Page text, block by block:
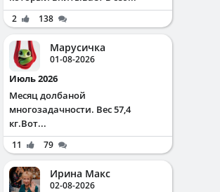
2 138
Марусичка
01-08-2026
Июль 2026
Месяц долбаной
многозадачности. Вес 57,4
кг.Вот...
11 79
Ирина Макс
02-08-2026